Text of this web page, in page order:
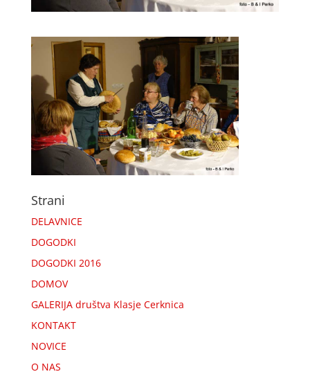
Strani
DELAVNICE
DOGODKI
DOGODKI 2016
DOMOV
GALERIJA društva Klasje Cerknica
KONTAKT
NOVICE
O NAS